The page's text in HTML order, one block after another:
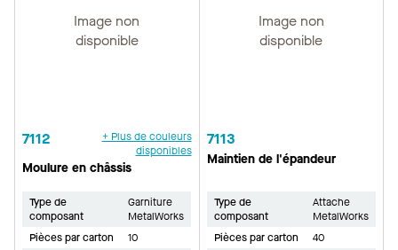
Image non
disponible
7112
+ Plus de couleurs
disponibles
Moulure en châssis
Type de
composant
Garniture
MetalWorks
Pièces par carton
10
Image non
disponible
7113
Maintien de l'épandeur
Type de
composant
Attache
MetalWorks
Pièces par carton
40